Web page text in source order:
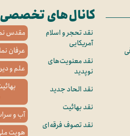
کانال‌های تخصصی
نقد تحجر و اسلام
آمریکایی
نقد معنویت‌های
نوپدید
نقد الحاد جدید
نقد بهائیت
نقد تصوف فرقه‌ای
مقدس
عرفان نما
علم و
آب و
هویت